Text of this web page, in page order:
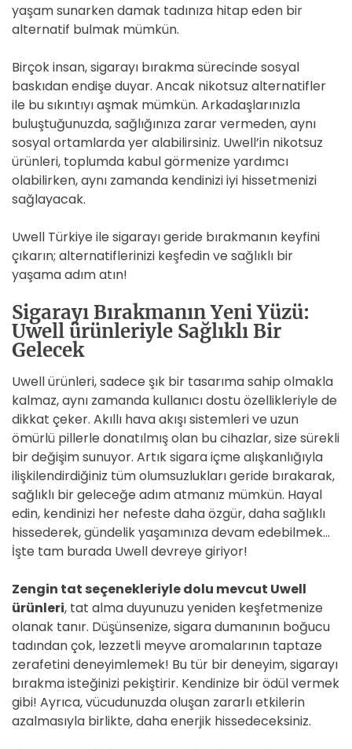
yaşam sunarken damak tadınıza hitap eden bir
alternatif bulmak mümkün.
Birçok insan, sigarayı bırakma sürecinde sosyal
baskıdan endişe duyar. Ancak nikotsuz alternatifler
ile bu sıkıntıyı aşmak mümkün. Arkadaşlarınızla
buluştuğunuzda, sağlığınıza zarar vermeden, aynı
sosyal ortamlarda yer alabilirsiniz. Uwell’in nikotsuz
ürünleri, toplumda kabul görmenize yardımcı
olabilirken, aynı zamanda kendinizi iyi hissetmenizi
sağlayacak.
Uwell Türkiye ile sigarayı geride bırakmanın keyfini
çıkarın; alternatiflerinizi keşfedin ve sağlıklı bir
yaşama adım atın!
Sigarayı Bırakmanın Yeni Yüzü:
Uwell ürünleriyle Sağlıklı Bir
Gelecek
Uwell ürünleri, sadece şık bir tasarıma sahip olmakla
kalmaz, aynı zamanda kullanıcı dostu özellikleriyle de
dikkat çeker. Akıllı hava akışı sistemleri ve uzun
ömürlü pillerle donatılmış olan bu cihazlar, size sürekli
bir değişim sunuyor. Artık sigara içme alışkanlığıyla
ilişkilendirdiğiniz tüm olumsuzlukları geride bırakarak,
sağlıklı bir geleceğe adım atmanız mümkün. Hayal
edin, kendinizi her nefeste daha özgür, daha sağlıklı
hissederek, gündelik yaşamınıza devam edebilmek…
İşte tam burada Uwell devreye giriyor!
Zengin tat seçenekleriyle dolu mevcut Uwell
ürünleri, tat alma duyunuzu yeniden keşfetmenize
olanak tanır. Düşünsenize, sigara dumanının boğucu
tadından çok, lezzetli meyve aromalarının taptaze
zerafetini deneyimlemek! Bu tür bir deneyim, sigarayı
bırakma isteğinizi pekiştirir. Kendinize bir ödül vermek
gibi! Ayrıca, vücudunuzda oluşan zararlı etkilerin
azalmasıyla birlikte, daha enerjik hissedeceksiniz.